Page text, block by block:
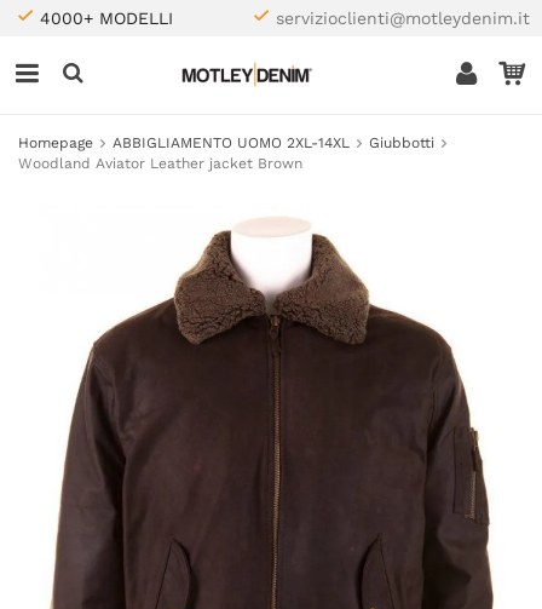
4000+ MODELLI servizioclienti@motleydenim.it
Homepage ABBIGLIAMENTO UOMO 2XL-14XL
Giubbotti
Woodland Aviator Leather jacket Brown